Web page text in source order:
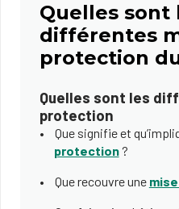
Quelles sont
différentes
protection
Quelles sont les
protection
Que signifie et
protection?
Que recouvre une